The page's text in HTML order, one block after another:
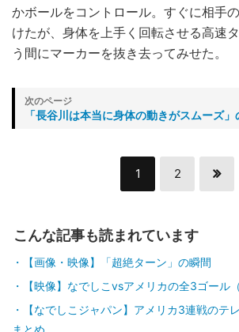
かボールをコントロール。すぐに相手
けたが、身体を上手く回転させる高速
う間にマーカーを抜き去ってみせた。
「長谷川は本当に身体の動きがスムーズ」
1 2
こんな記事も読まれています
【画像・映像】「超絶ターン」の瞬間
【映像】なでしこvsアメリカの全3ゴール
【なでしこジャパン】アメリカ3連戦のテ
まとめ